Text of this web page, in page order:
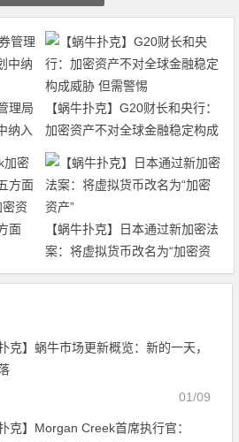
理局
纳入
【蜗牛扑克】G20财长和央行：
加密资产不对全球金融稳定构成
威胁 但需警惕
密资
面
【蜗牛扑克】日本通过新加密法
案：将虚拟货币改名为“加密资
产”
克】蜗牛市场更新概览：新的一天，
01/09
扑克】Morgan Creek首席执行官：